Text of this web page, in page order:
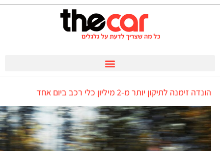
הונדה זימנה לתיקון יותר מ-2 מיליון כלי רכב ביום אחד